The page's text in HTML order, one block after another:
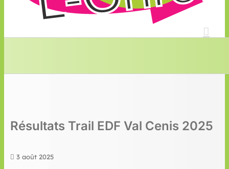
Résultats Trail EDF Val Cenis 2025
3 août 2025